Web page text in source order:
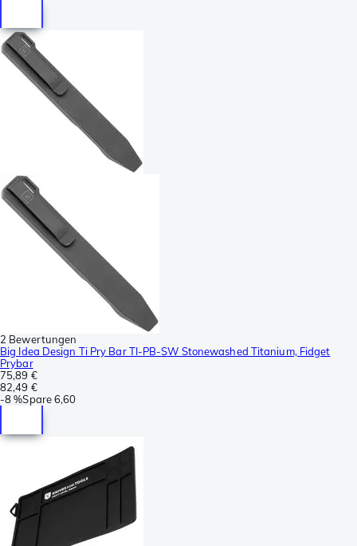
2 Bewertungen
Big Idea Design Ti Pry Bar TI-PB-SW Stonewashed Titanium, Fidget
Prybar
75,89 €
82,49 €
-8 %Spare6,60